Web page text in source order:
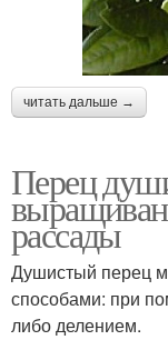
читать дальше →
Перец
рассады
Душистый перец
способами: при
либо делением.